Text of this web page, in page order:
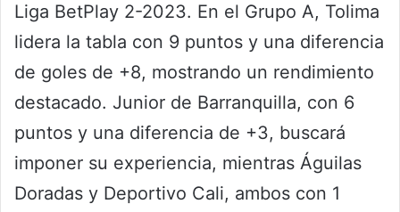
Liga BetPlay 2-2023. En el Grupo A, Tolima
lidera la tabla con 9 puntos y una diferencia
de goles de +8, mostrando un rendimiento
destacado. Junior de Barranquilla, con 6
puntos y una diferencia de +3, buscará
imponer su experiencia, mientras Águilas
Doradas y Deportivo Cali, ambos con 1